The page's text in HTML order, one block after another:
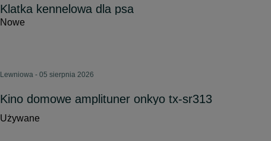
Klatka kennelowa dla psa
Nowe
Lewniowa - 05 sierpnia 2026
Kino domowe amplituner onkyo tx-sr313
Używane